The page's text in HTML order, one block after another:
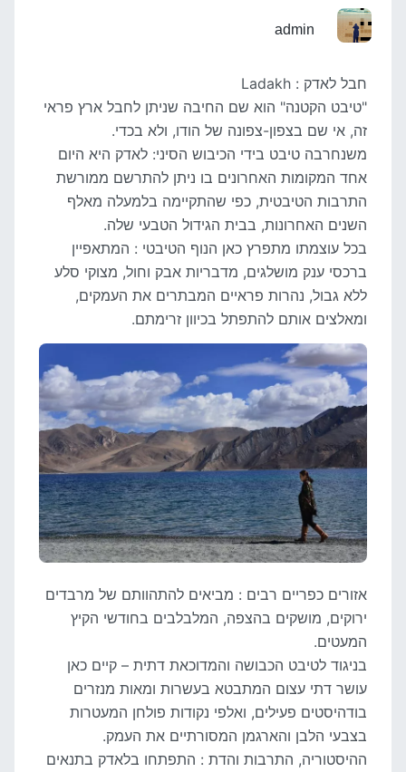
admin
חבל לאדק : Ladakh
"טיבט הקטנה" הוא שם החיבה שניתן לחבל ארץ פראי
זה, אי שם בצפון-צפונה של הודו, ולא בכדי.
משנחרבה טיבט בידי הכיבוש הסיני: לאדק היא היום
אחד המקומות האחרונים בו ניתן להתרשם ממורשת
התרבות הטיבטית, כפי שהתקיימה בלמעלה מאלף
השנים האחרונות, בבית הגידול הטבעי שלה.
בכל עוצמתו מתפרץ כאן הנוף הטיבטי : המתאפיין
ברכסי ענק מושלגים, מדבריות אבק וחול, מצוקי סלע
ללא גבול, נהרות פראיים המבתרים את העמקים,
ומאלצים אותם להתפתל בכיוון זרימתם.
אזורים כפריים רבים : מביאים להתהוותם של מרבדים
ירוקים, מושקים בהצפה, המלבלבים בחודשי הקיץ
המעטים.
בניגוד לטיבט הכבושה והמדוכאת דתית – קיים כאן
עושר דתי עצום המתבטא בעשרות ומאות מנזרים
בודהיסטים פעילים, ואלפי נקודות פולחן המעטרות
בצבעי הלבן והארגמן המסורתיים את העמק.
ההיסטוריה, התרבות והדת : התפתחו בלאדק בתנאים